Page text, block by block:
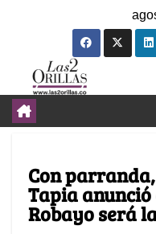
Con
Tapia anunció
Robayo será